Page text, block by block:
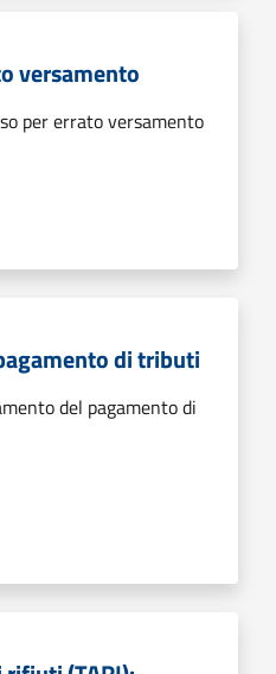
versamento
per errato versamento
di tributi
del pagamento di